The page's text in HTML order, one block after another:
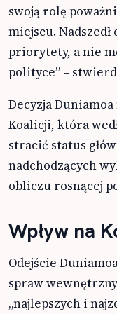
swoją rolę
miejscu. Nadszedł
priorytety, a nie
polityce” –
Decyzja
Koalicji, która
stracić status
nadchodzących
obliczu rosnącej
Wpływ na
Odejście
spraw
„najlepszych i